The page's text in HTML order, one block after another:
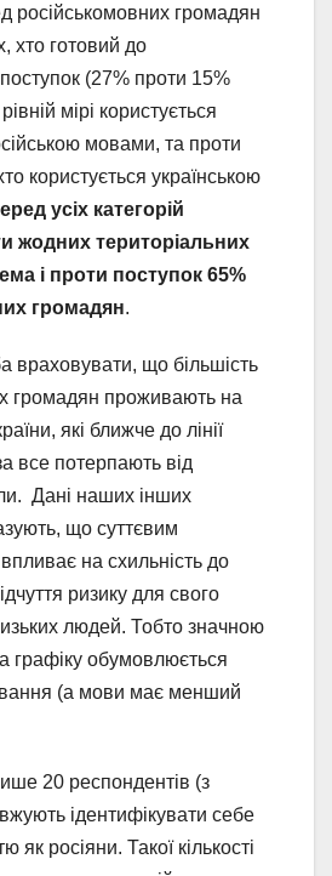
російськомовних громадян
хто готовий до
(27% проти 15%
мірі користується
мовами, та проти
користується українською
усіх категорій
жодних територіальних
і проти поступок 65%
громадян.
враховувати, що більшість
громадян проживають на
які ближче до лінії
все потерпають від
Дані наших інших
що суттєвим
на схильність до
ризику для свого
людей. Тобто значною
графіку обумовлюється
(а мови має менший
20 респондентів (з
ідентифікувати себе
як росіяни. Такої кількості